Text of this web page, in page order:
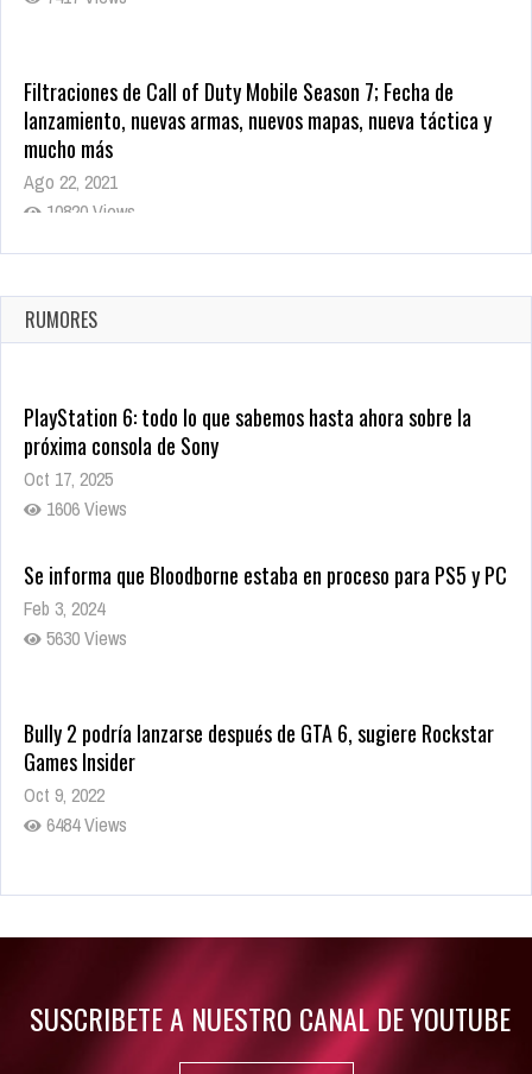
Filtraciones de Call of Duty Mobile Season 7; Fecha de
lanzamiento, nuevas armas, nuevos mapas, nueva táctica y
mucho más
Ago 22, 2021
10820 Views
La configuración de Call of Duty 2021 aparentemente ya fue
Ago 8, 2021
10005 Views
RUMORES
PlayStation 6: todo lo que sabemos hasta ahora sobre la
próxima consola de Sony
Oct 17, 2025
1606 Views
Se informa que Bloodborne estaba en proceso para PS5 y PC
Feb 3, 2024
5630 Views
Bully 2 podría lanzarse después de GTA 6, sugiere Rockstar
Games Insider
Oct 9, 2022
6484 Views
Rumor: Se filtran los primeros detalles de Resident Evil 9
SUSCRIBETE A NUESTRO CANAL DE YOUTUBE